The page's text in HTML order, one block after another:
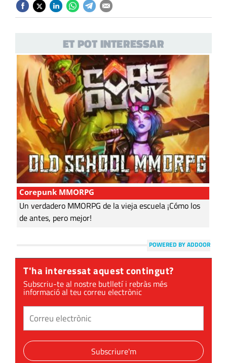
ET POT INTERESSAR
Corepunk MMORPG
Un verdadero MMORPG de la vieja escuela ¡Cómo los
de antes, pero mejor!
POWERED BY ADDOOR
T'ha interessat aquest contingut?
Subscriu-te al nostre butlletí i rebràs més
informació al teu correu electrònic
Subscriure'm